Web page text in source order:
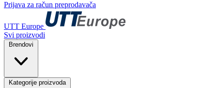
Prijava za račun preprodavača
UTT Europe
Svi proizvodi
Brendovi
Kategorije proizvoda